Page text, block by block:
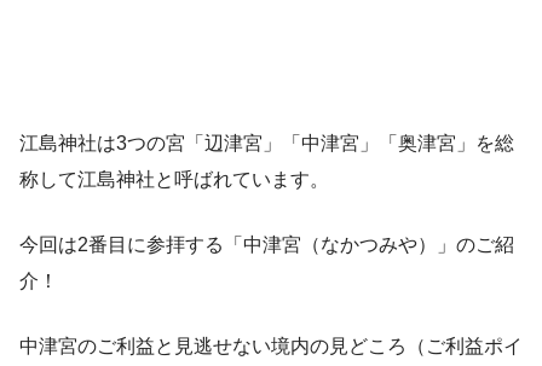
江島神社は3つの宮「辺津宮」「中津宮」「奥津宮」を総
称して江島神社と呼ばれています。
今回は2番目に参拝する「中津宮（なかつみや）」のご紹
介！
中津宮のご利益と見逃せない境内の見どころ（ご利益ポイ